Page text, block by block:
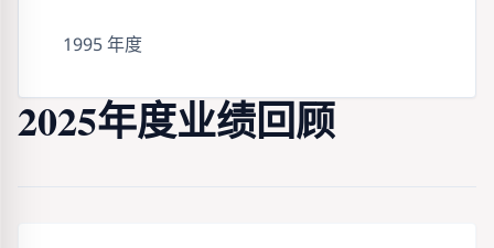
1995 年度
2025年度业绩回顾